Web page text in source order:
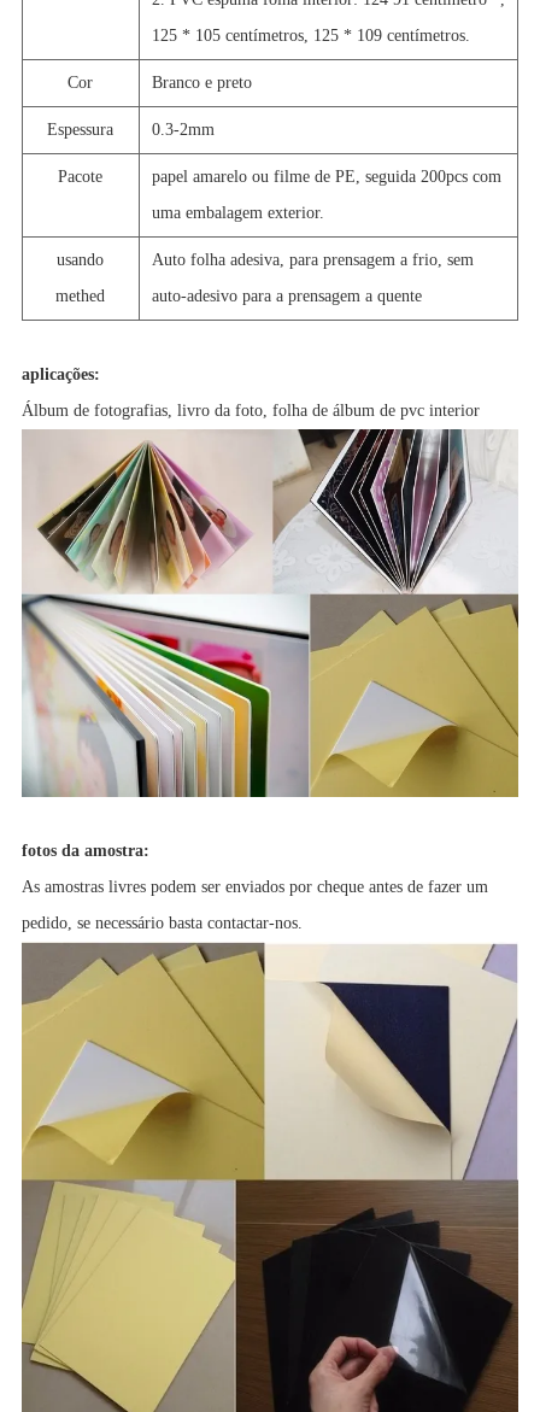
125 * 105 centímetros, 125 * 109 centímetros.
Cor Branco e preto
Espessura 0.3-2mm
Pacote
papel amarelo ou filme de PE, seguida 200pcs com
uma embalagem exterior.
usando
methed
Auto folha adesiva, para prensagem a frio, sem
auto-adesivo para a prensagem a quente
aplicações:
Álbum de fotografias, livro da foto, folha de álbum de pvc interior
fotos da amostra:
As amostras livres podem ser enviados por cheque antes de fazer um
pedido, se necessário basta contactar-nos.